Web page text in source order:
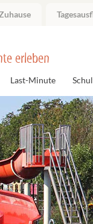
erleben
Last-Minute